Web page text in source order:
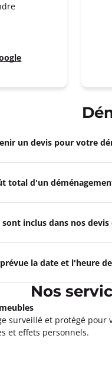
un devis pour votre
total d'un
sont inclus dans nos
la date et l'heure
Nos
surveillé et protégé pour
et effets personnels.